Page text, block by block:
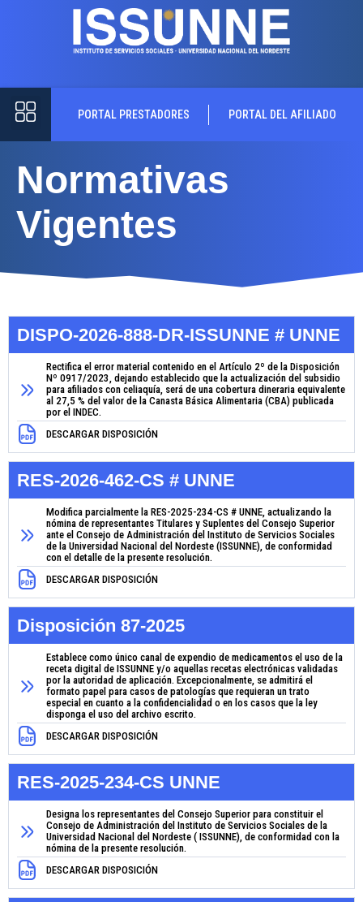
PORTAL PRESTADORES PORTAL DEL AFILIADO
Normativas
Vigentes
DISPO-2026-888-DR-ISSUNNE # UNNE
Rectifica el error material contenido en el Artículo 2º de la Disposición
Nº 0917/2023, dejando establecido que la actualización del subsidio
para afiliados con celiaquía, será de una cobertura dineraria equivalente
al 27,5 % del valor de la Canasta Básica Alimentaria (CBA) publicada
por el INDEC.
DESCARGAR DISPOSICIÓN
RES-2026-462-CS # UNNE
Modifica parcialmente la RES-2025-234-CS # UNNE, actualizando la
nómina de representantes Titulares y Suplentes del Consejo Superior
ante el Consejo de Administración del Instituto de Servicios Sociales
de la Universidad Nacional del Nordeste (ISSUNNE), de conformidad
con el detalle de la presente resolución.
DESCARGAR DISPOSICIÓN
Disposición 87-2025
Establece como único canal de expendio de medicamentos el uso de la
receta digital de ISSUNNE y/o aquellas recetas electrónicas validadas
por la autoridad de aplicación. Excepcionalmente, se admitirá el
formato papel para casos de patologías que requieran un trato
especial en cuanto a la confidencialidad o en los casos que la ley
disponga el uso del archivo escrito.
DESCARGAR DISPOSICIÓN
RES-2025-234-CS UNNE
Designa los representantes del Consejo Superior para constituir el
Consejo de Administración del Instituto de Servicios Sociales de la
Universidad Nacional del Nordeste ( ISSUNNE), de conformidad con la
nómina de la presente resolución.
DESCARGAR DISPOSICIÓN